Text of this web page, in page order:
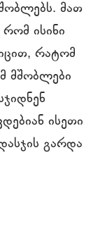
მათ
ისინი
რატომ
მშობლები
ისეთი
გარდა